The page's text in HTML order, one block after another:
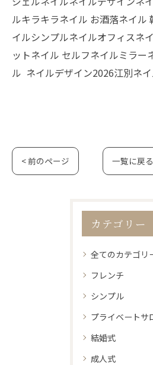
ルキラキラネイル お酒落ネイル
イルシンプルネイルオフィスネ
ットネイル セルフネイルミラー
ル ネイルデザイン2026江別ネ
< 前のページ 一覧に戻る
カテゴリー
全てのカテゴリ
フレンチ
シンプル
プライベートサ
結婚式
成人式